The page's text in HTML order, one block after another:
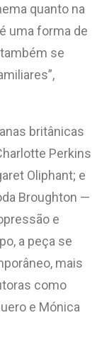
quanto na
uma forma de
se
britânicas
Perkins
Oliphant; e
Broughton —
e
a peça se
mais
como
e Mónica